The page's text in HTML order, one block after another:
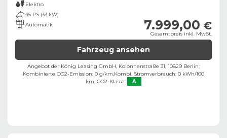
Elektro
45 PS (33 kW)
Automatik
7.999,00 €
Gesamtpreis inkl. MwSt.
Fahrzeug ansehen
Angebot der König Leasing GmbH, Kolonnenstraße 31, 10829 Berlin;
Kombinierte CO2-Emission: 0 g/km,Kombi. Stromverbrauch: 0 kWh/100
km, CO2-Klasse: A